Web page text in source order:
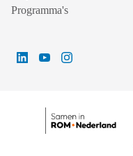
Programma's